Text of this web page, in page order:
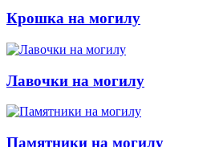
Крошка на могилу
Лавочки на могилу
Памятники на могилу